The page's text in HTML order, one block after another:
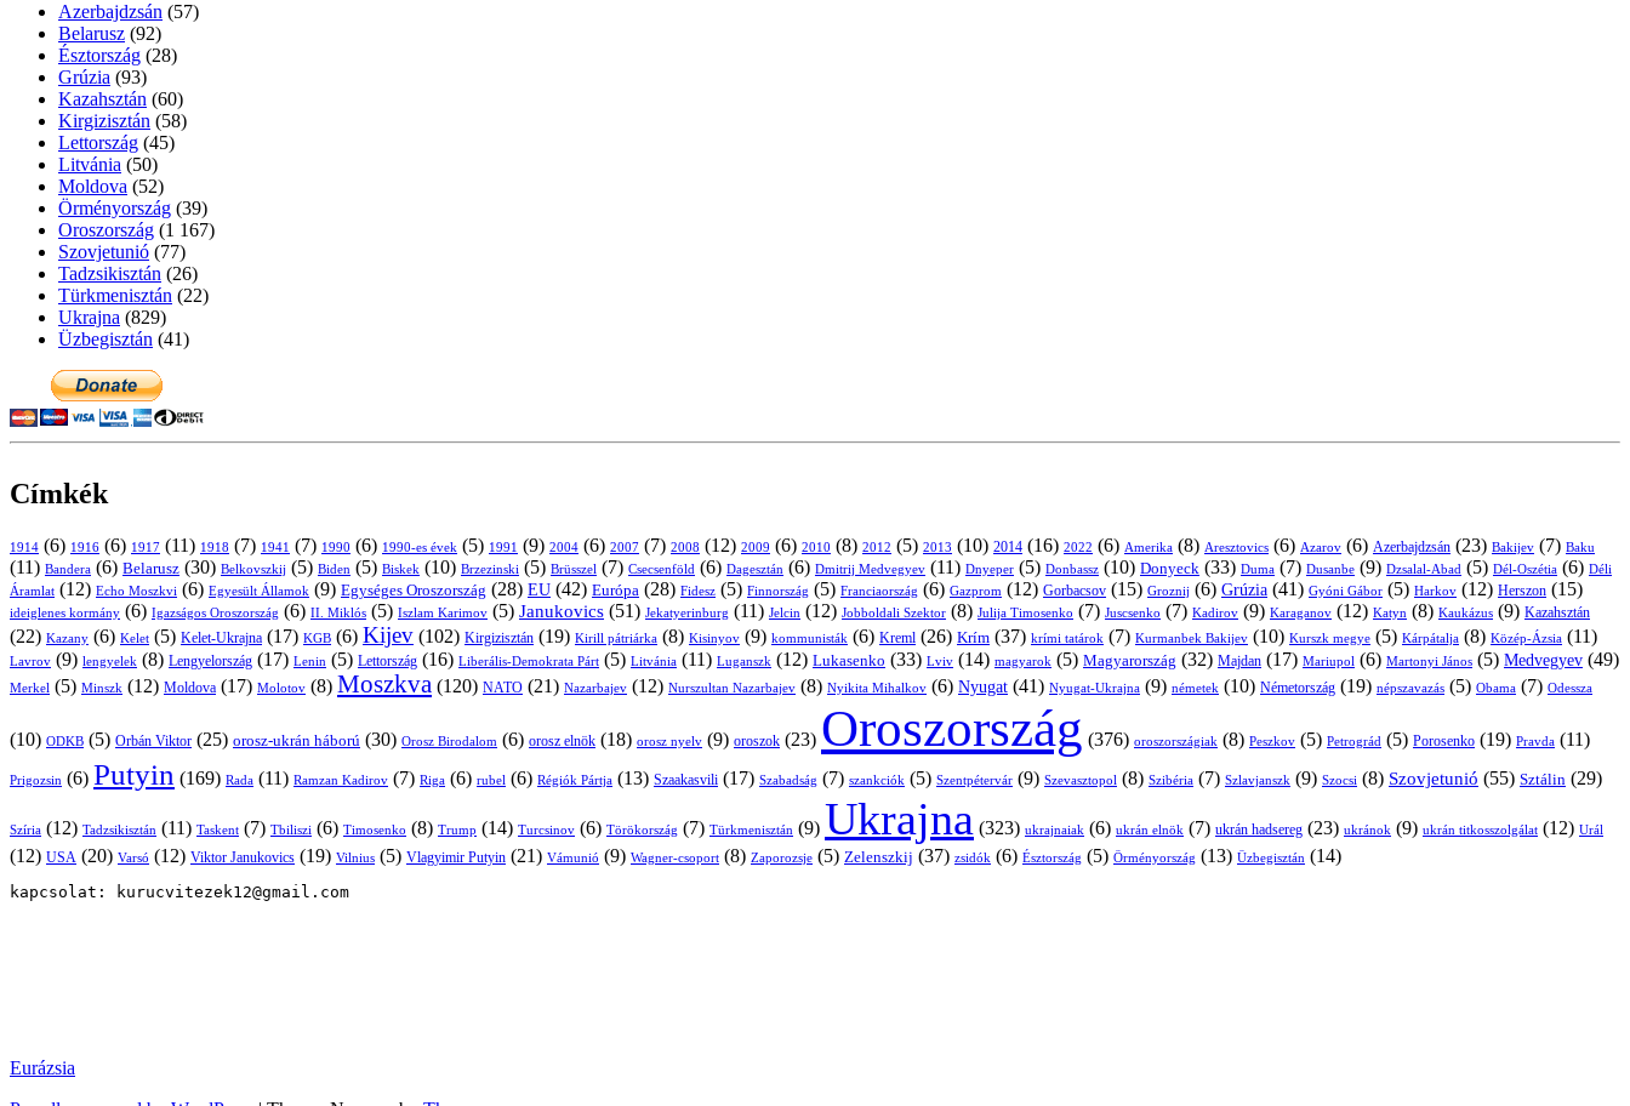
Azerbajdzsán (57)
Belarusz (92)
Észtország (28)
Grúzia (93)
Kazahsztán (60)
Kirgizisztán (58)
Lettország (45)
Litvánia (50)
Moldova (52)
Örményország (39)
Oroszország (1 167)
Szovjetunió (77)
Tadzsikisztán (26)
Türkmenisztán (22)
Ukrajna (829)
Üzbegisztán (41)
Címkék
1914 (6) 1916 (6) 1917 (11) 1918 (7) 1941 (7) 1990 (6) 1990-es évek (5) 1991 (9) 2004 (6) 2007 (7) 2008 (12) 2009 (6) 2010 (8) 2012 (5) 2013 (10) 2014 (16) 2022 (6) Amerika (8) Aresztovics (6) Azarov (6) Azerbajdzsán (23) Bakijev (7) Baku
(11) Bandera (6) Belarusz (30) Belkovszkij (5) Biden (5) Biskek (10) Brzezinski (5) Brüsszel (7) Csecsenföld (6) Dagesztán (6) Dmitrij Medvegyev (11) Dnyeper (5) Donbassz (10) Donyeck (33) Duma (7) Dusanbe (9) Dzsalal-Abad (5) Dél-Oszétia (6) Déli
Áramlat (12) Echo Moszkvi (6) Egyesült Államok (9) Egységes Oroszország (28) EU (42) Európa (28) Fidesz (5) Finnország (5) Franciaország (6) Gazprom (12) Gorbacsov (15) Groznij (6) Grúzia (41) Gyóni Gábor (5) Harkov (12) Herszon (15)
ideiglenes kormány (6) Igazságos Oroszország (6) II. Miklós (5) Iszlam Karimov (5) Janukovics (51) Jekatyerinburg (11) Jelcin (12) Jobboldali Szektor (8) Julija Timosenko (7) Juscsenko (7) Kadirov (9) Karaganov (12) Katyn (8) Kaukázus (9) Kazahsztán
(22) Kazany (6) Kelet (5) Kelet-Ukrajna (17) KGB (6) Kijev (102) Kirgizisztán (19) Kirill pátriárka (8) Kisinyov (9) kommunisták (6) Kreml (26) Krím (37) krími tatárok (7) Kurmanbek Bakijev (10) Kurszk megye (5) Kárpátalja (8) Közép-Ázsia (11)
Lavrov (9) lengyelek (8) Lengyelország (17) Lenin (5) Lettország (16) Liberális-Demokrata Párt (5) Litvánia (11) Luganszk (12) Lukasenko (33) Lviv (14) magyarok (5) Magyarország (32) Majdan (17) Mariupol (6) Martonyi János (5) Medvegyev (49)
Merkel (5) Minszk (12) Moldova (17) Molotov (8) Moszkva (120) NATO (21) Nazarbajev (12) Nurszultan Nazarbajev (8) Nyikita Mihalkov (6) Nyugat (41) Nyugat-Ukrajna (9) németek (10) Németország (19) népszavazás (5) Obama (7) Odessza
(10) ODKB (5) Orbán Viktor (25) orosz-ukrán háború (30) Orosz Birodalom (6) orosz elnök (18) orosz nyelv (9) oroszok (23) Oroszország (376) oroszországiak (8) Peszkov (5) Petrográd (5) Porosenko (19) Pravda (11)
Prigozsin (6) Putyin (169) Rada (11) Ramzan Kadirov (7) Riga (6) rubel (6) Régiók Pártja (13) Szaakasvili (17) Szabadság (7) szankciók (5) Szentpétervár (9) Szevasztopol (8) Szibéria (7) Szlavjanszk (9) Szocsi (8) Szovjetunió (55) Sztálin (29)
Szíria (12) Tadzsikisztán (11) Taskent (7) Tbiliszi (6) Timosenko (8) Trump (14) Turcsinov (6) Törökország (7) Türkmenisztán (9) Ukrajna (323) ukrajnaiak (6) ukrán elnök (7) ukrán hadsereg (23) ukránok (9) ukrán titkosszolgálat (12) Urál
(12) USA (20) Varsó (12) Viktor Janukovics (19) Vilnius (5) Vlagyimir Putyin (21) Vámunió (9) Wagner-csoport (8) Zaporozsje (5) Zelenszkij (37) zsidók (6) Észtország (5) Örményország (13) Üzbegisztán (14)
kapcsolat: kurucvitezek12@gmail.com
Eurázsia